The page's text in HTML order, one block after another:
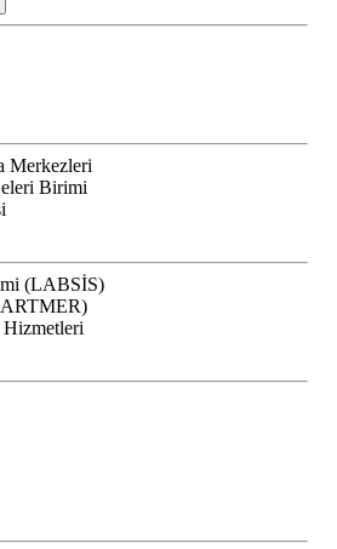
Merkezleri
Birimi
(LABSİS)
Hizmetleri